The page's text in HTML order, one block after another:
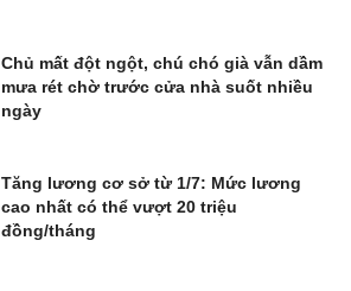
Chủ mất đột ngột, chú chó già vẫn dầm
mưa rét chờ trước cửa nhà suốt nhiều
ngày
Tăng lương cơ sở từ 1/7: Mức lương
cao nhất có thể vượt 20 triệu
đồng/tháng